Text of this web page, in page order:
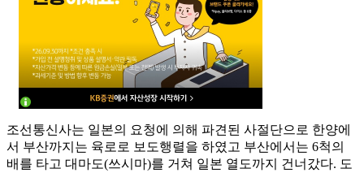
조선통신사는 일본의 요청에 의해 파견된 사절단으로 한양에
서 부산까지는 육로로 보도행렬을 하였고 부산에서는 6척의
배를 타고 대마도(쓰시마)를 거쳐 일본 열도까지 건너갔다. 도